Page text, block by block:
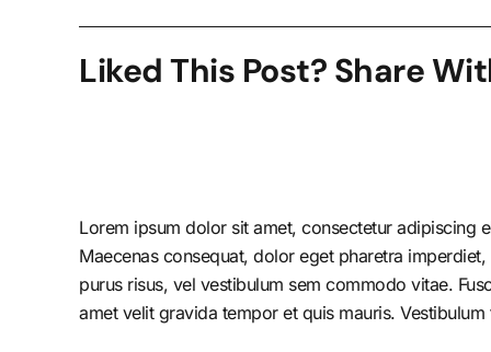
Liked This Post? Share
Lorem ipsum dolor sit amet, consectetur adipiscing
Maecenas consequat, dolor eget pharetra
purus risus, vel vestibulum sem commodo vitae.
amet velit gravida tempor et quis mauris.